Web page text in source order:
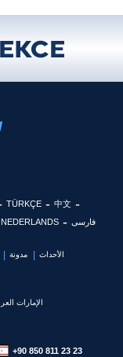
TÜRKÇE
中文
NEDERLANDS فارسی
مدونة الأحداث
الإمارات
+90 850 811 23 23